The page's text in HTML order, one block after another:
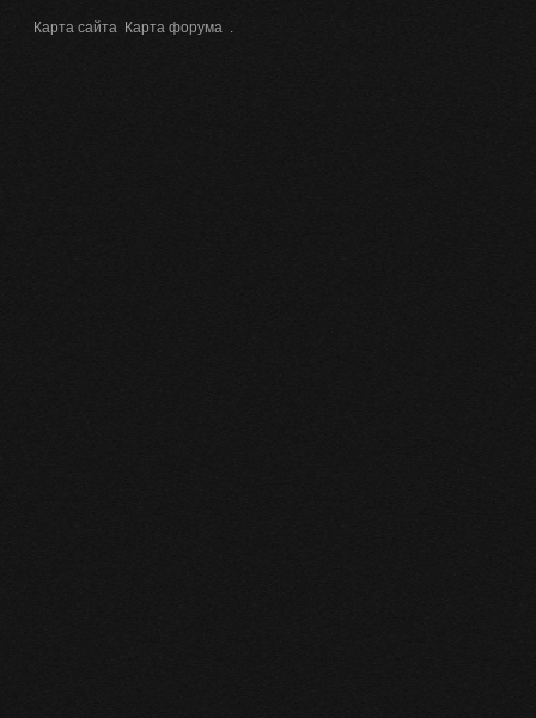
Карта сайта Карта форума .